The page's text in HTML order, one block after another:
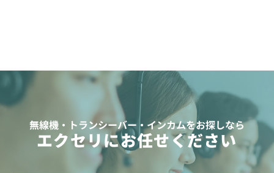
無線機・トランシーバー・インカムをお探しなら
エクセリにお任せください